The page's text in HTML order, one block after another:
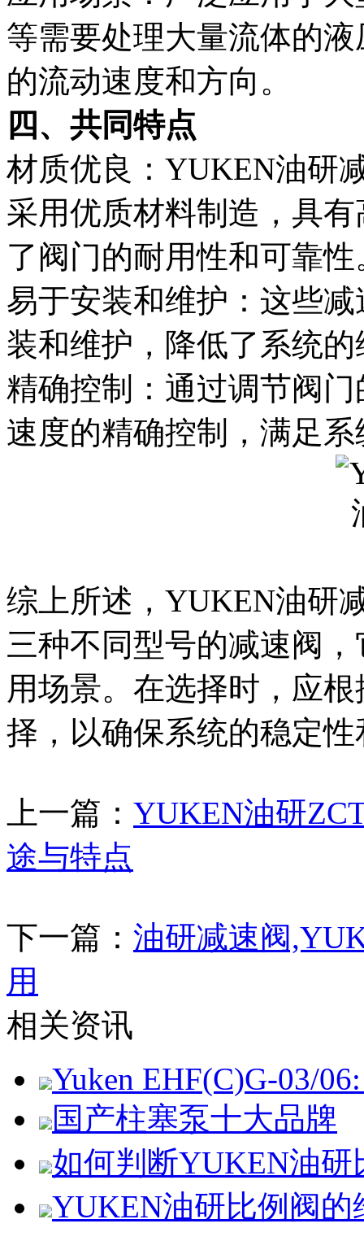
等需要处理大量流体的
的流动速度和方向。
四、共同特点
材质优良：YUKEN油研
采用优质材料制造，具
了阀门的耐用性和可靠性
易于安装和维护：这些
装和维护，降低了系统
精确控制：通过调节阀
速度的精确控制，满足
综上所述，YUKEN油研
三种不同型号的减速阀
用场景。在选择时，应
择，以确保系统的稳定
上一篇： YUKEN油研
途与特点
下一篇： 油研减速阀
用
相关资讯
Yuken EHF(C)G-03/
国产柱塞泵十大品牌
如何判断YUKEN油
YUKEN油研比例阀的